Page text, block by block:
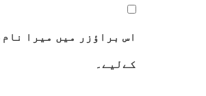
اس براؤزر میں میرا
کےلیے۔